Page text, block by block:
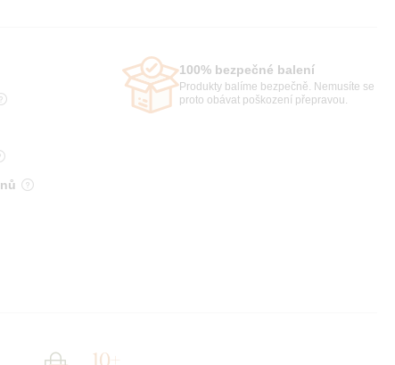
100% bezpečné balení
Produkty balíme bezpečně. Nemusíte se
proto obávat poškození přepravou.